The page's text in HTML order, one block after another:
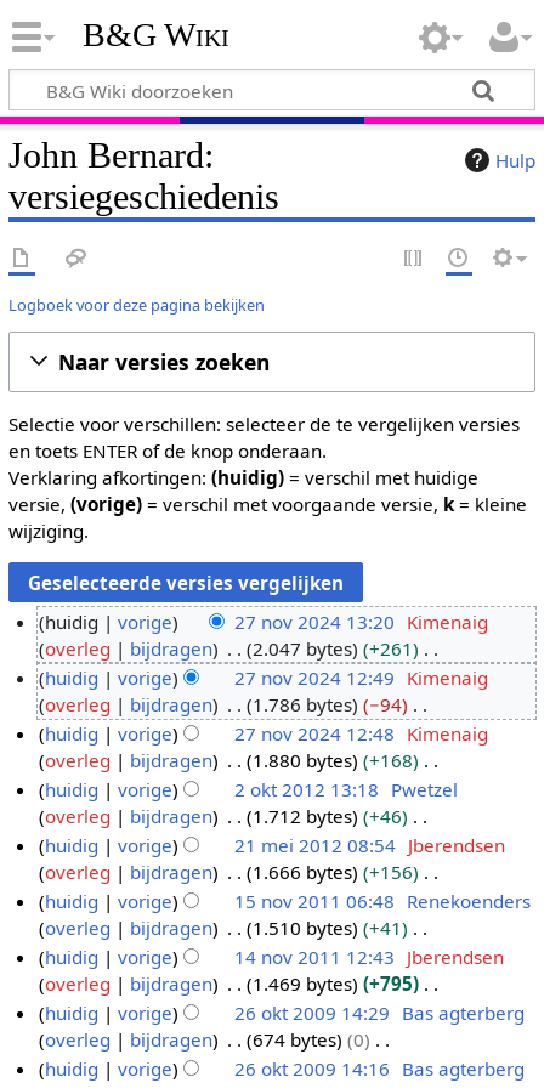
B&G Wiki
Hulp
John Bernard:
versiegeschiedenis
Logboek voor deze pagina bekijken
Naar versies zoeken
Selectie voor verschillen: selecteer de te vergelijken versies
en toets ENTER of de knop onderaan.
Verklaring afkortingen: (huidig)= verschil met huidige
versie, (vorige)= verschil met voorgaande versie, k= kleine
wijziging.
7
o
2
2
huidig vorige 27 nov 2024 13:20 Kimenaig
overleg
bijdragen 2.047 bytes
+261
G
e
e
n
b
e
w
e
r
k
i
n
g
s
s
a
huidig vorige 27 nov 2024 12:49 Kimenaig
overleg
bijdragen 1.786 bytes
−94
G
e
e
n
b
e
w
e
r
k
i
n
g
s
huidig vorige 27 nov 2024 12:48 Kimenaig
overleg
bijdragen 1.880 bytes
+168
G
e
e
n
b
e
w
e
r
k
i
n
o
0
2
huidig vorige 2 okt 2012 13:18 Pwetzel
overleg
bijdragen 1.712 bytes
+46
G
e
e
n
b
e
w
e
r
k
1
e
2
1
huidig vorige 21 mei 2012 08:54 Jberendsen
overleg
bijdragen 1.666 bytes
+156
G
e
e
n
b
e
w
5
o
2
huidig vorige 15 nov 2011 06:48 Renekoenders
overleg
bijdragen 1.510 bytes
+41
G
e
e
n
b
4
o
huidig vorige 14 nov 2011 12:43 Jberendsen
overleg
bijdragen 1.469 bytes
+795
G
e
e
6
huidig vorige 26 okt 2009 14:29 Bas agterberg
overleg
bijdragen 674 bytes
0
Ghuidig vorige 26 okt 2009 14:16 Bas agterberg